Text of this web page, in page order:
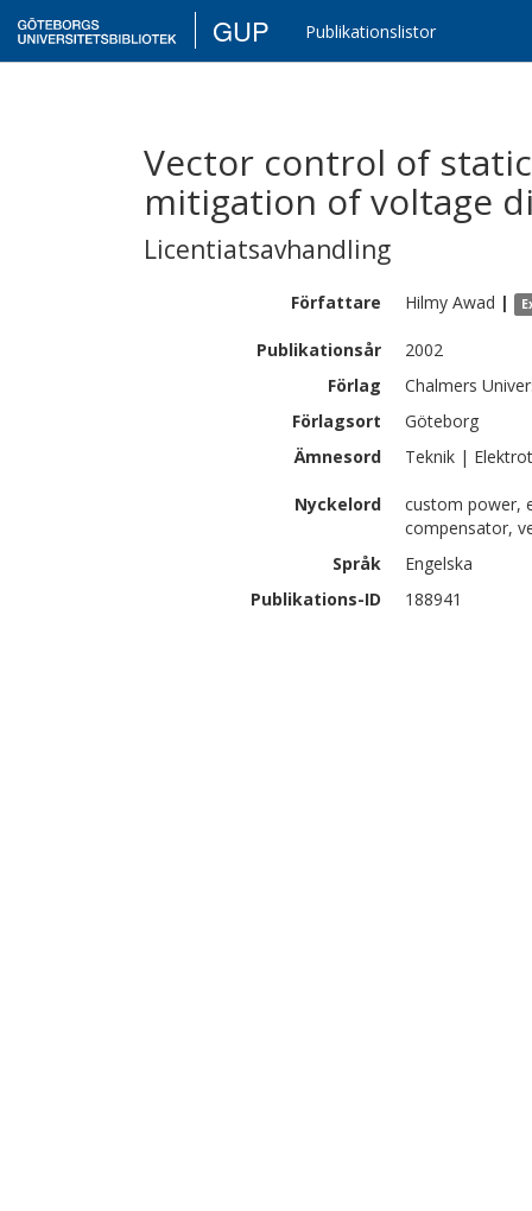
GUP Publikationslistor
Vector control of
mitigation of voltage
Licentiatsavhandling
Författare Hilmy Awad |
Publikationsår
2002
Förlag
Chalmers
Förlagsort
Göteborg
Ämnesord
Teknik |
Nyckelord
custom power,
compensator,
Språk
Engelska
Publikations-ID
188941